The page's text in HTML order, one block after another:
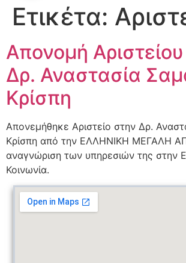
Ετικέτα:
Απονομή
Δρ. Αναστασία
Κρίσπη
Απονεμήθηκε Αριστείο στην Δρ.
Κρίσπη από την ΕΛΛΗΝΙΚΗ ΜΕΓΑΛΗ
αναγνώριση των υπηρεσιών της στην
Κοινωνία.